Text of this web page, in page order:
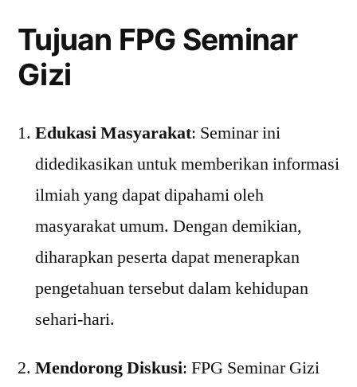
Tujuan FPG Seminar
Gizi
Edukasi Masyarakat: Seminar ini
didedikasikan untuk memberikan informasi
ilmiah yang dapat dipahami oleh
masyarakat umum. Dengan demikian,
diharapkan peserta dapat menerapkan
pengetahuan tersebut dalam kehidupan
sehari-hari.
Mendorong Diskusi: FPG Seminar Gizi